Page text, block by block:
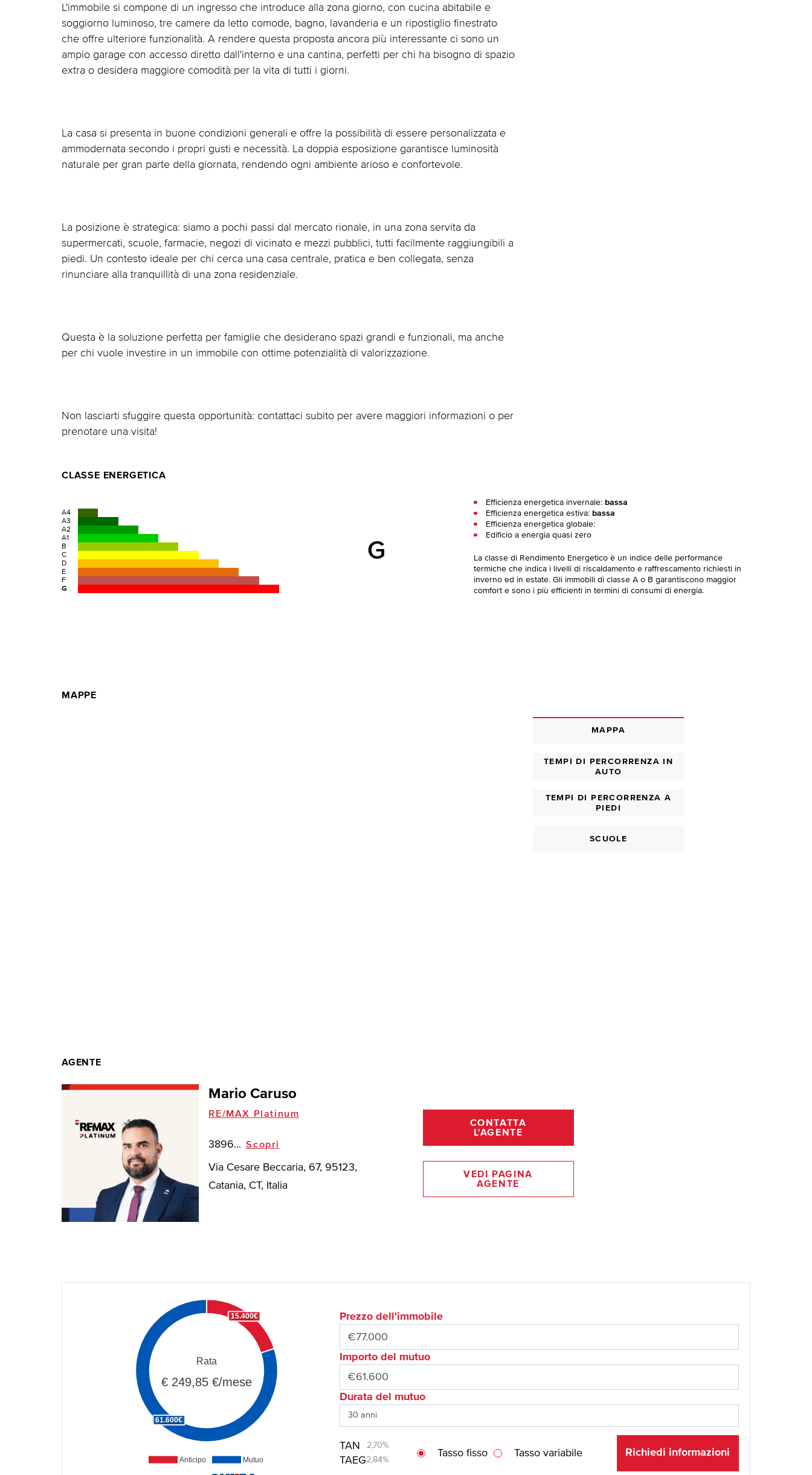
L'immobile si compone di un ingresso che introduce alla zona giorno, con cucina abitabile e
soggiorno luminoso, tre camere da letto comode, bagno, lavanderia e un ripostiglio finestrato
che offre ulteriore funzionalità. A rendere questa proposta ancora più interessante ci sono un
ampio garage con accesso diretto dall'interno e una cantina, perfetti per chi ha bisogno di spazio
extra o desidera maggiore comodità per la vita di tutti i giorni.
La casa si presenta in buone condizioni generali e offre la possibilità di essere personalizzata e
ammodernata secondo i propri gusti e necessità. La doppia esposizione garantisce luminosità
naturale per gran parte della giornata, rendendo ogni ambiente arioso e confortevole.
La posizione è strategica: siamo a pochi passi dal mercato rionale, in una zona servita da
supermercati, scuole, farmacie, negozi di vicinato e mezzi pubblici, tutti facilmente raggiungibili a
piedi. Un contesto ideale per chi cerca una casa centrale, pratica e ben collegata, senza
rinunciare alla tranquillità di una zona residenziale.
Questa è la soluzione perfetta per famiglie che desiderano spazi grandi e funzionali, ma anche
per chi vuole investire in un immobile con ottime potenzialità di valorizzazione.
Non lasciarti sfuggire questa opportunità: contattaci subito per avere maggiori informazioni o per
prenotare una visita!
CLASSE ENERGETICA
A4
A3
A2
A1
B
C
D
E
F
G
G
Efficienza energetica invernale: bassa
Efficienza energetica estiva: bassa
Efficienza energetica globale:
Edificio a energia quasi zero
La classe di Rendimento Energetico è un indice delle performance
termiche che indica i livelli di riscaldamento e raffrescamento richiesti in
inverno ed in estate. Gli immobili di classe A o B garantiscono maggior
comfort e sono i più efficienti in termini di consumi di energia.
MAPPE
MAPPA
TEMPI DI PERCORRENZA IN
AUTO
TEMPI DI PERCORRENZA A
PIEDI
SCUOLE
AGENTE
Mario Caruso
RE/MAX Platinum
3896... Scopri
Via Cesare Beccaria, 67, 95123,
Catania, CT, Italia
CONTATTA
L'AGENTE
VEDI PAGINA
AGENTE
Anticipo Mutuo
15.400€
61.600€
Rata
€ 249,85 €/mese
Prezzo dell'immobile
Importo del mutuo
Durata del mutuo
TAN 2,70%
TAEG2,84%
Tasso fisso Tasso variabile Richiedi informazioni